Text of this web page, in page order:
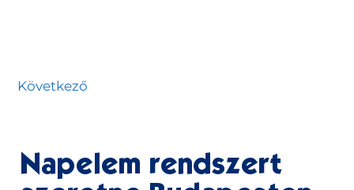
Következő
Napelem rendszert